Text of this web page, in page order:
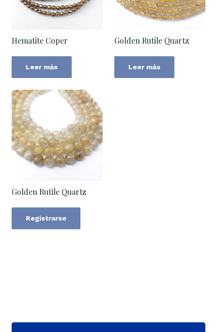
Hematite Coper
Leer más
Golden Rutile Quartz
Leer más
Golden Rutile Quartz
Registrarse